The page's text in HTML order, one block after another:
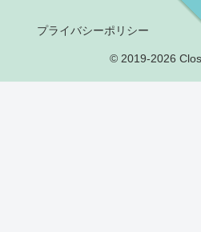
プライバシーポリシー
© 2019-2026